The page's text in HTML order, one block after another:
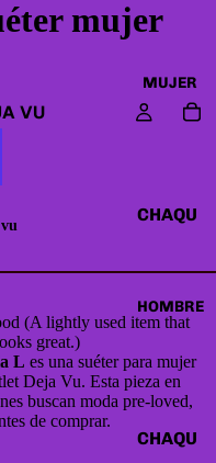
MUJER
CHAQU
CAZAD
ORAS
HOODI
ES &
SWEAT
SHIRTS
SWEAT
HOMBRE
CHAQU
VU
mujer
(A lightly used item that
great.)
L es una suéter para mujer
Deja Vu. Esta pieza en
buscan moda pre-loved,
de comprar.